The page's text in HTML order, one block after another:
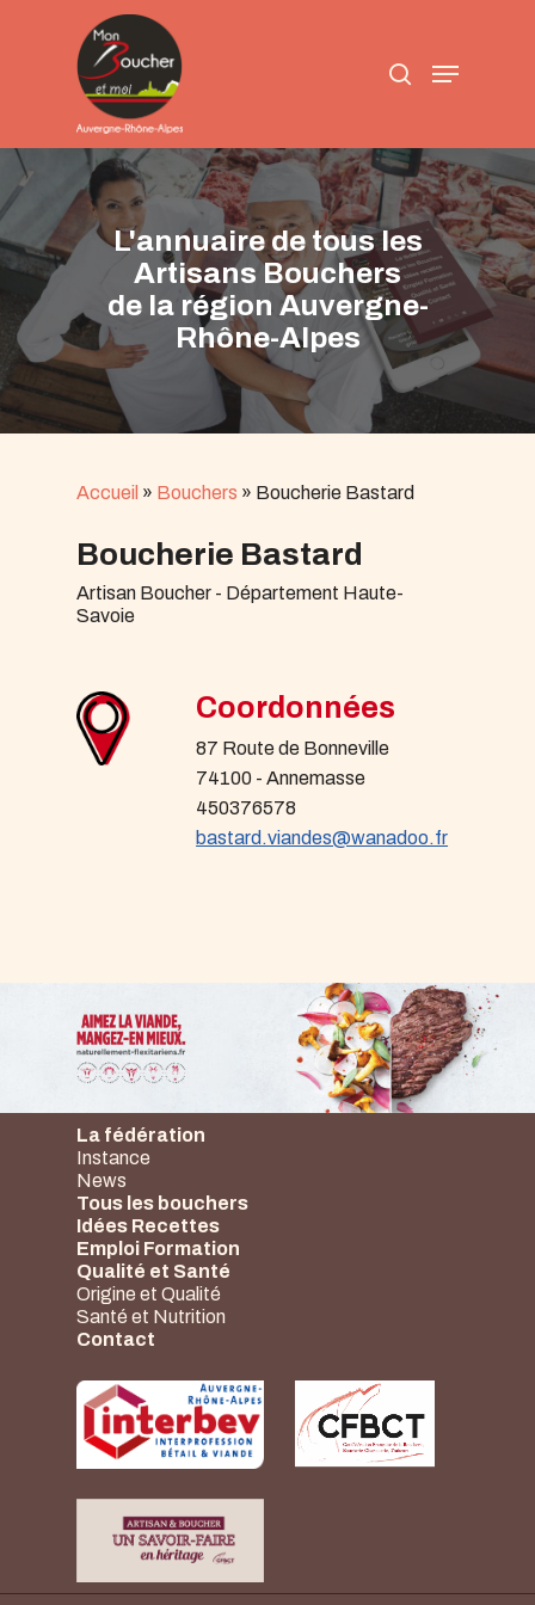
Menu
L'annuaire de tous les
Artisans Bouchers
de la région Auvergne-
Rhône-Alpes
Accueil » Bouchers » Boucherie Bastard
Boucherie Bastard
Artisan Boucher - Département Haute-
Savoie
Coordonnées
87 Route de Bonneville
74100 - Annemasse
450376578
bastard.viandes@wanadoo.fr
La fédération
Instance
News
Tous les bouchers
Idées Recettes
Emploi Formation
Qualité et Santé
Origine et Qualité
Santé et Nutrition
Contact